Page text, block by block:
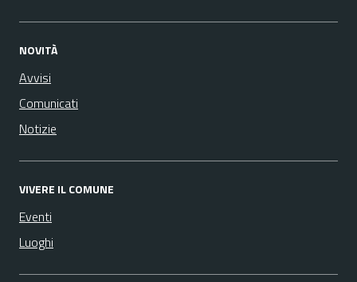
NOVITÀ
Avvisi
Comunicati
Notizie
VIVERE IL COMUNE
Eventi
Luoghi